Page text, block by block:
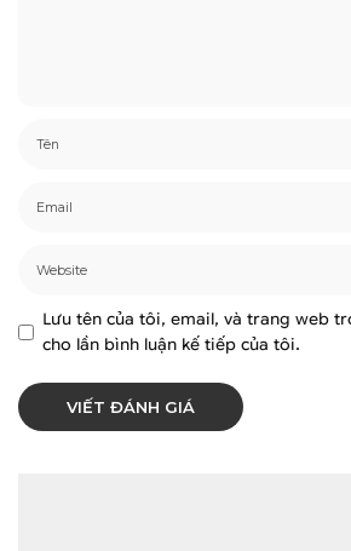
Lưu tên của tôi, email, và trang web
cho lần bình luận kế tiếp của tôi.